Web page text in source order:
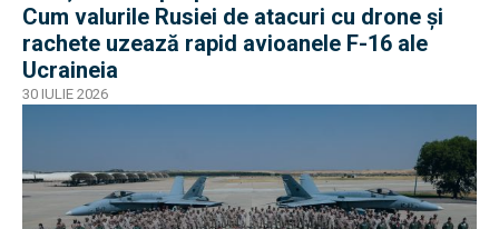
Cum valurile Rusiei de atacuri cu drone și
rachete uzează rapid avioanele F-16 ale
Ucraineia
30 IULIE 2026